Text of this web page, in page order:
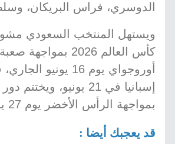
الدوسري، فراس البريكان،
ويستهل المنتخب السعودي
كأس العالم 2026
أوروجواي يوم 16
إسبانيا في 21 يونيو،
بمواجهة الرأس الأخضر يوم 27 يونيو.
قد يعجبك أيضا :